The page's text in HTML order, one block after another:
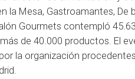
la Mesa, Gastroamantes, De
Gourmets contempló
de 40.000 productos. El
la organización